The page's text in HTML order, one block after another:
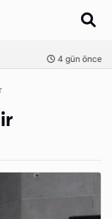
4 gün önce